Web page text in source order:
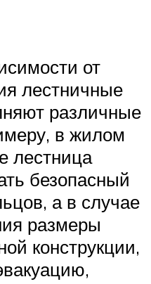
от
лестничные
различные
в жилом
лестница
безопасный
а в случае
размеры
конструкции,